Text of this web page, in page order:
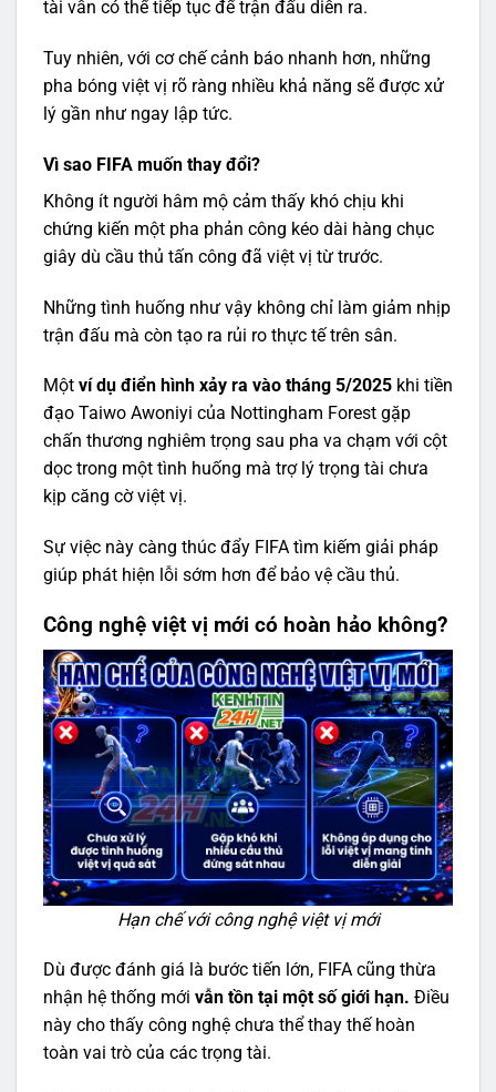
tài vẫn có thể tiếp tục để trận đấu diễn ra.
Tuy nhiên, với cơ chế cảnh báo nhanh hơn, những
pha bóng việt vị rõ ràng nhiều khả năng sẽ được xử
lý gần như ngay lập tức.
Vì sao FIFA muốn thay đổi?
Không ít người hâm mộ cảm thấy khó chịu khi
chứng kiến một pha phản công kéo dài hàng chục
giây dù cầu thủ tấn công đã việt vị từ trước.
Những tình huống như vậy không chỉ làm giảm nhịp
trận đấu mà còn tạo ra rủi ro thực tế trên sân.
Một ví dụ điển hình xảy ra vào tháng 5/2025 khi tiền
đạo Taiwo Awoniyi của Nottingham Forest gặp
chấn thương nghiêm trọng sau pha va chạm với cột
dọc trong một tình huống mà trợ lý trọng tài chưa
kịp căng cờ việt vị.
Sự việc này càng thúc đẩy FIFA tìm kiếm giải pháp
giúp phát hiện lỗi sớm hơn để bảo vệ cầu thủ.
Công nghệ việt vị mới có hoàn hảo không?
Hạn chế với công nghệ việt vị mới
Dù được đánh giá là bước tiến lớn, FIFA cũng thừa
nhận hệ thống mới vẫn tồn tại một số giới hạn. Điều
này cho thấy công nghệ chưa thể thay thế hoàn
toàn vai trò của các trọng tài.